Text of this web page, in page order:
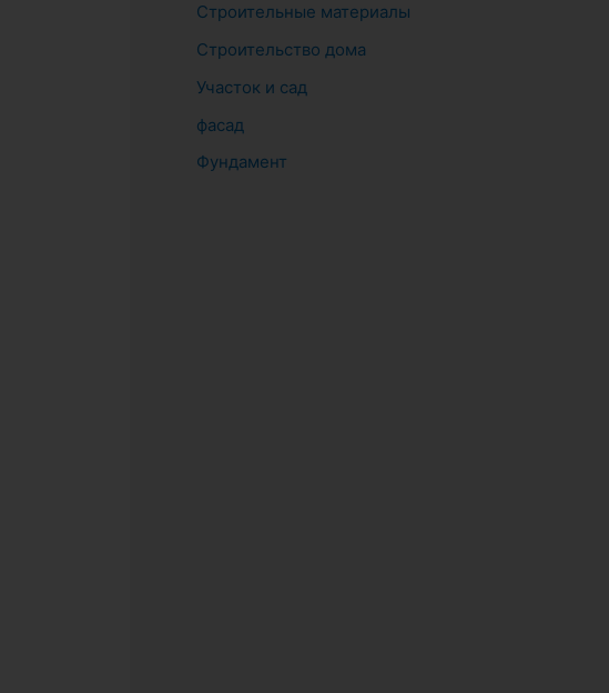
Строительные материалы
Строительство дома
Участок и сад
фасад
Фундамент